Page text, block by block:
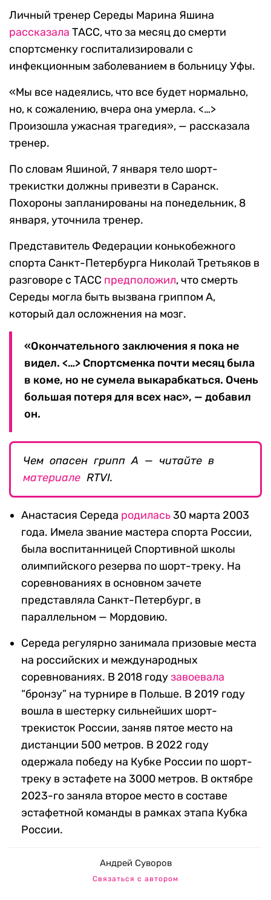
Личный тренер Середы Марина Яшина
рассказала ТАСС, что за месяц до смерти
спортсменку госпитализировали с
инфекционным заболеванием в больницу Уфы.
«Мы все надеялись, что все будет нормально,
но, к сожалению, вчера она умерла. <…>
Произошла ужасная трагедия», — рассказала
тренер.
По словам Яшиной, 7 января тело шорт-
трекистки должны привезти в Саранск.
Похороны запланированы на понедельник, 8
января, уточнила тренер.
Представитель Федерации конькобежного
спорта Санкт-Петербурга Николай Третьяков в
разговоре с ТАСС предположил, что смерть
Середы могла быть вызвана гриппом А,
который дал осложнения на мозг.
«Окончательного заключения я пока не
видел. <…> Спортсменка почти месяц была
в коме, но не сумела выкарабкаться. Очень
большая потеря для всех нас», — добавил
он.
Чем опасен грипп А — читайте в
материале RTVI.
Анастасия Середа родилась30 марта 2003
года. Имела звание мастера спорта России,
была воспитанницей Спортивной школы
олимпийского резерва по шорт-треку. На
соревнованиях в основном зачете
представляла Санкт-Петербург, в
параллельном — Мордовию.
Середа регулярно занимала призовые места
на российских и международных
соревнованиях. В 2018 годузавоевала
“бронзу” на турнире в Польше. В 2019 году
вошла в шестерку сильнейших шорт-
трекисток России, заняв пятое место на
дистанции 500 метров. В 2022 году
одержала победу на Кубке России по шорт-
треку в эстафете на 3000 метров. В октябре
2023-го заняла второе место в составе
эстафетной команды в рамках этапа Кубка
России.
Андрей Суворов
Связаться с автором